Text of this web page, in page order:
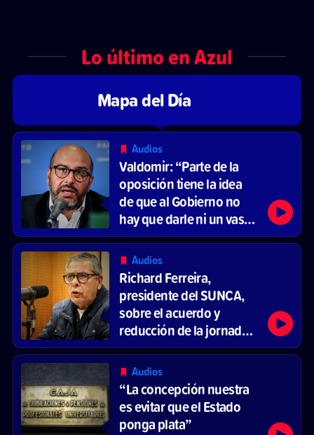
Lo último en Azul
Mapa del Día
Audios
Valdomir: “Parte de la
oposición tiene la idea
de que al Gobierno no
hay que darle ni un vaso
de agua”
Audios
Richard Ferreira,
presidente del SUNCA,
sobre el acuerdo y
reducción de la jornada
laboral
Audios
“La concepción nuestra
es evitar que el Estado
ponga plata”